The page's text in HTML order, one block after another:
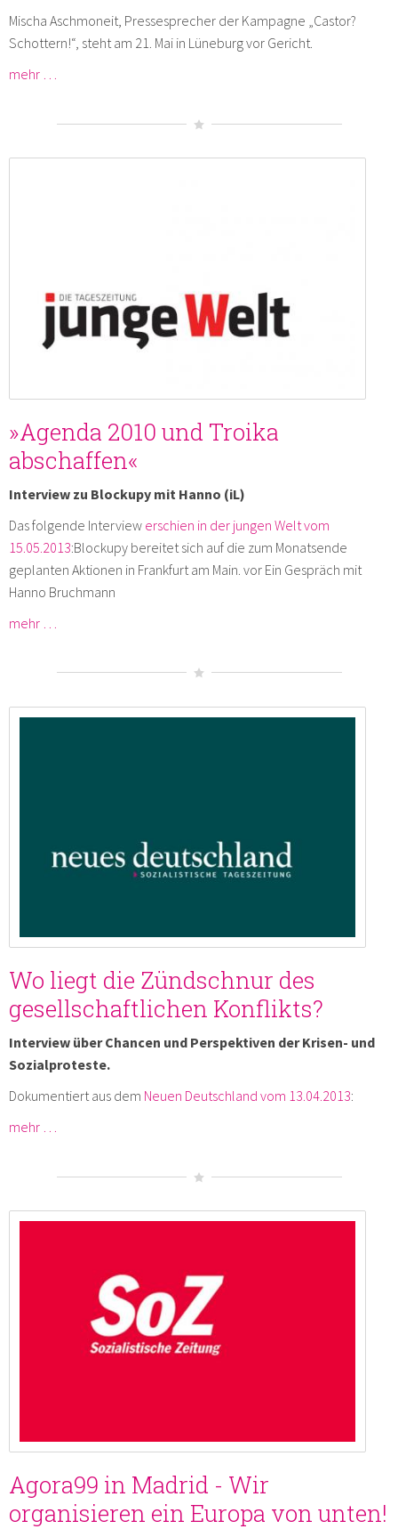
Mischa Aschmoneit, Pressesprecher der Kampagne „Castor?
Schottern!“, steht am 21. Mai in Lüneburg vor Gericht.
mehr …
»Agenda 2010 und Troika
abschaffen«
Interview zu Blockupy mit Hanno (iL)
Das folgende Interview erschien in der jungen Welt vom
15.05.2013:Blockupy bereitet sich auf die zum Monatsende
geplanten Aktionen in Frankfurt am Main. vor Ein Gespräch mit
Hanno Bruchmann
mehr …
Wo liegt die Zündschnur des
gesellschaftlichen Konflikts?
Interview über Chancen und Perspektiven der Krisen- und
Sozialproteste.
Dokumentiert aus dem Neuen Deutschland vom 13.04.2013:
mehr …
Agora99 in Madrid - Wir
organisieren ein Europa von unten!